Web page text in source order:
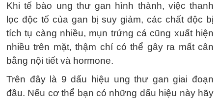
Khi tế bào ung thư gan hình thành, việc thanh
lọc độc tố của gan bị suy giảm, các chất độc bị
tích tụ càng nhiều, mụn trứng cá cũng xuất hiện
nhiều trên mặt, thậm chí có thể gây ra mất cân
bằng nội tiết và hormone.
Trên đây là 9 dấu hiệu ung thư gan giai đoạn
đầu. Nếu cơ thể bạn có những dấu hiệu này hãy